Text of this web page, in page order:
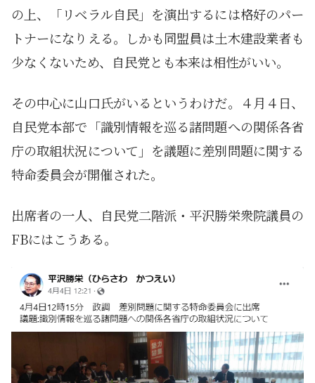
の上、「リベラル自民」を演出するには格好のパー
トナーになりえる。しかも同盟員は土木建設業者も
少なくないため、自民党とも本来は相性がいい。
その中心に山口氏がいるというわけだ。４月４日、
自民党本部で「識別情報を巡る諸問題への関係各省
庁の取組状況について」を議題に差別問題に関する
特命委員会が開催された。
出席者の一人、自民党二階派・平沢勝栄衆院議員の
FBにはこうある。